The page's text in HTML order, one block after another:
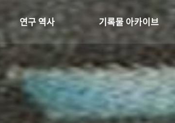
연구 역사
키워드로 보는 연구 역사
연구자들
간행물 변천사
기록물 아카이브
사진 아카이브
문서 기록물
행정박물
영상 기록물